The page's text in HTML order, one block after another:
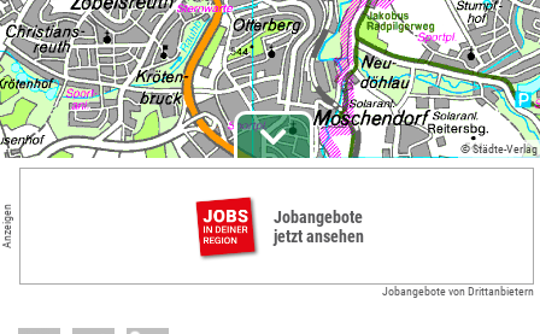
© Städte-Verlag
Anzeigen
Jobangebote
jetzt ansehen
Jobangebote von Drittanbietern